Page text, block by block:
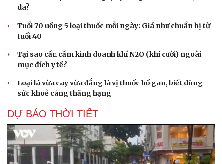
da?
Tuổi 70 uống 5 loại thuốc mỗi ngày: Giá như chuẩn bị từ
tuổi 40
Tại sao cần cấm kinh doanh khí N2O (khí cười) ngoài
mục đích y tế?
Loại lá vừa cay vừa đắng là vị thuốc bổ gan, biết dùng
sức khoẻ càng thăng hạng
DỰ BÁO THỜI TIẾT